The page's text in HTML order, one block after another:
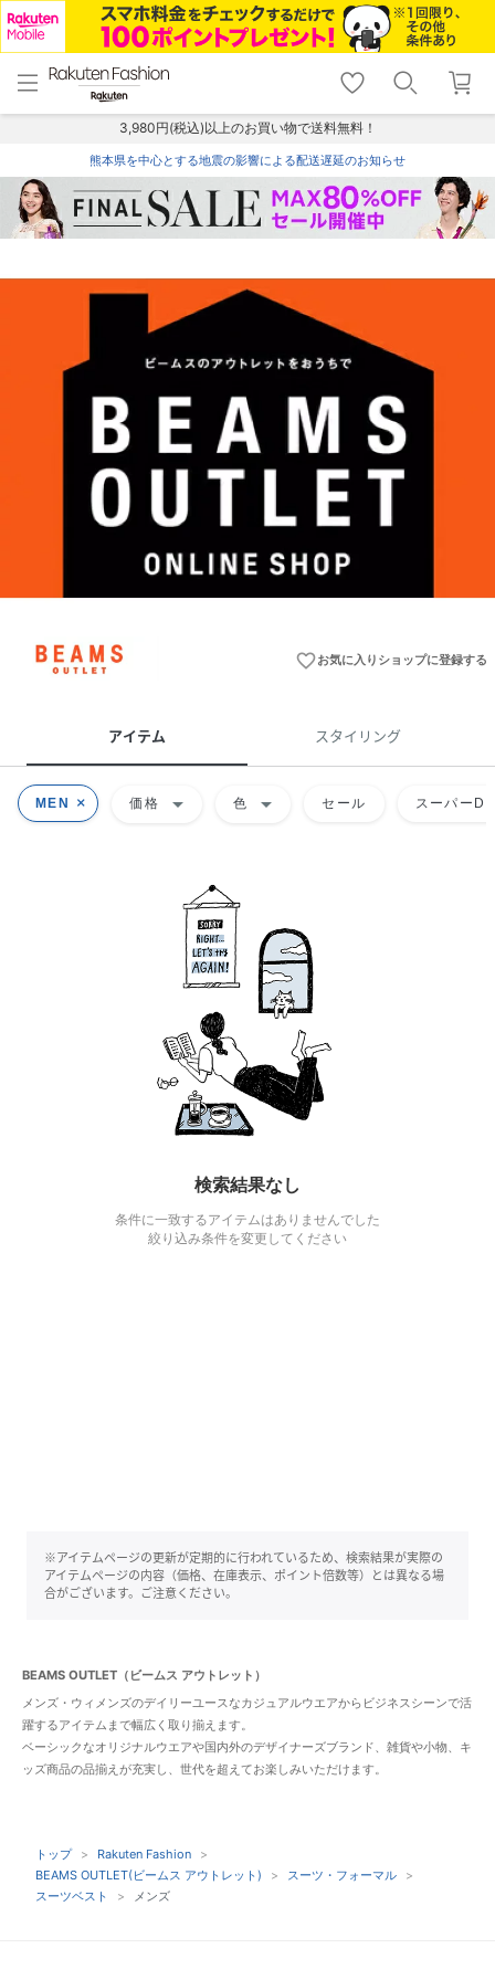
menu home
トップ
shopping_cart lock_outline
ログイン
3,980円(税込)以上のお買い物で送料無料！
熊本県を中心とする地震の影響による配送遅延のお知らせ
favorite_borderお気に入りショップに登録する
アイテム スタイリング
MEN 価格 arrow_drop_down 色 arrow_drop_down セール スーパー
検索結果なし
条件に一致するアイテムはありませんでした
絞り込み条件を変更してください
※アイテムページの更新が定期的に行われているため、検索結果が実際の
アイテムページの内容（価格、在庫表示、ポイント倍数等）とは異なる場
合がございます。ご注意ください。
BEAMS OUTLET（ビームス アウトレット）
メンズ・ウィメンズのデイリーユースなカジュアルウエアからビジネスシーンで活
躍するアイテムまで幅広く取り揃えます。
ベーシックなオリジナルウエアや国内外のデザイナーズブランド、雑貨や小物、キ
ッズ商品の品揃えが充実し、世代を超えてお楽しみいただけます。
トップ
Rakuten Fashion
BEAMS OUTLET(ビームス アウトレット)
スーツ・フォーマル
スーツベスト
メンズ